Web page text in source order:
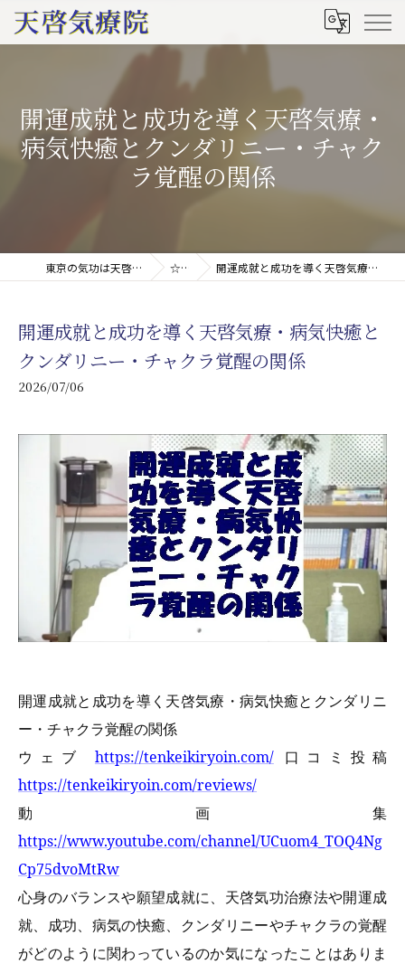
開運成就と成功を導く天啓気療・
病気快癒とクンダリニー・チャク
ラ覚醒の関係
東京の気功は天啓気療院(天啓気功療法治療院) ☆ブログ 開運成就と成功を導く天啓気療・病気快癒とクンダリニー・チャクラ覚醒の関係
開運成就と成功を導く天啓気療・病気快癒と
クンダリニー・チャクラ覚醒の関係
2026/07/06
開運成就と成功を導く 天啓気療・病気快癒とクンダリニ
ー・チャクラ覚醒の関係
ウェブ https://tenkeikiryoin.com/口コミ投稿
https://tenkeikiryoin.com/reviews/
動画集
https://www.youtube.com/channel/UCuom4_TOQ4Ng
Cp75dvoMtRw
心身のバランスや願望成就に、天啓気功治療法や開運成
就、成功、病気の快癒、クンダリニーやチャクラの覚醒
がどのように関わっているのか気になったことはありま